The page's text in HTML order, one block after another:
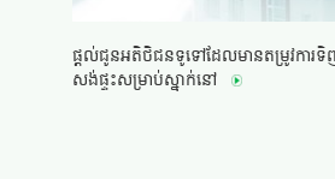
ផ្តល់ជូនអតិថិជនទូទៅដែលមានតម្រូវក
សង់ផ្ទះសម្រាប់ស្នាក់នៅ